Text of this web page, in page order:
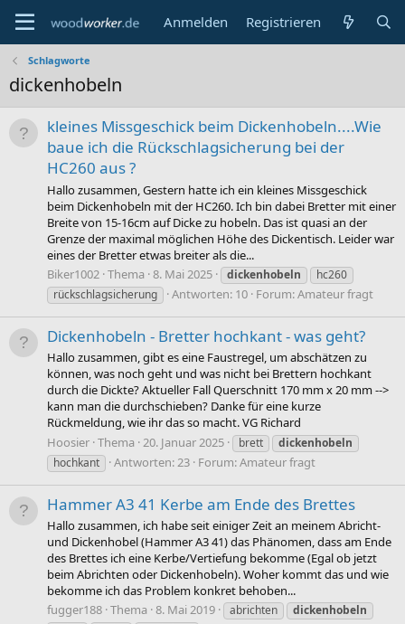
Anmelden Registrieren
Schlagworte
dickenhobeln
kleines Missgeschick beim Dickenhobeln....Wie
baue ich die Rückschlagsicherung bei der
HC260 aus ?
Hallo zusammen, Gestern hatte ich ein kleines Missgeschick
beim Dickenhobeln mit der HC260. Ich bin dabei Bretter mit einer
Breite von 15-16cm auf Dicke zu hobeln. Das ist quasi an der
Grenze der maximal möglichen Höhe des Dickentisch. Leider war
eines der Bretter etwas breiter als die...
Biker1002 Thema 8. Mai 2025 dickenhobeln
hc260
rückschlagsicherung
Antworten: 10 Forum:Amateur fragt
Dickenhobeln - Bretter hochkant - was geht?
Hallo zusammen, gibt es eine Faustregel, um abschätzen zu
können, was noch geht und was nicht bei Brettern hochkant
durch die Dickte? Aktueller Fall Querschnitt 170 mm x 20 mm -->
kann man die durchschieben? Danke für eine kurze
Rückmeldung, wie ihr das so macht. VG Richard
Hoosier Thema 20. Januar 2025 brett
dickenhobeln
hochkant
Antworten: 23 Forum:Amateur fragt
Hammer A3 41 Kerbe am Ende des Brettes
Hallo zusammen, ich habe seit einiger Zeit an meinem Abricht-
und Dickenhobel (Hammer A3 41) das Phänomen, dass am Ende
des Brettes ich eine Kerbe/Vertiefung bekomme (Egal ob jetzt
beim Abrichten oder Dickenhobeln). Woher kommt das und wie
bekomme ich das Problem konkret behoben...
fugger188 Thema 8. Mai 2019 abrichten
dickenhobeln